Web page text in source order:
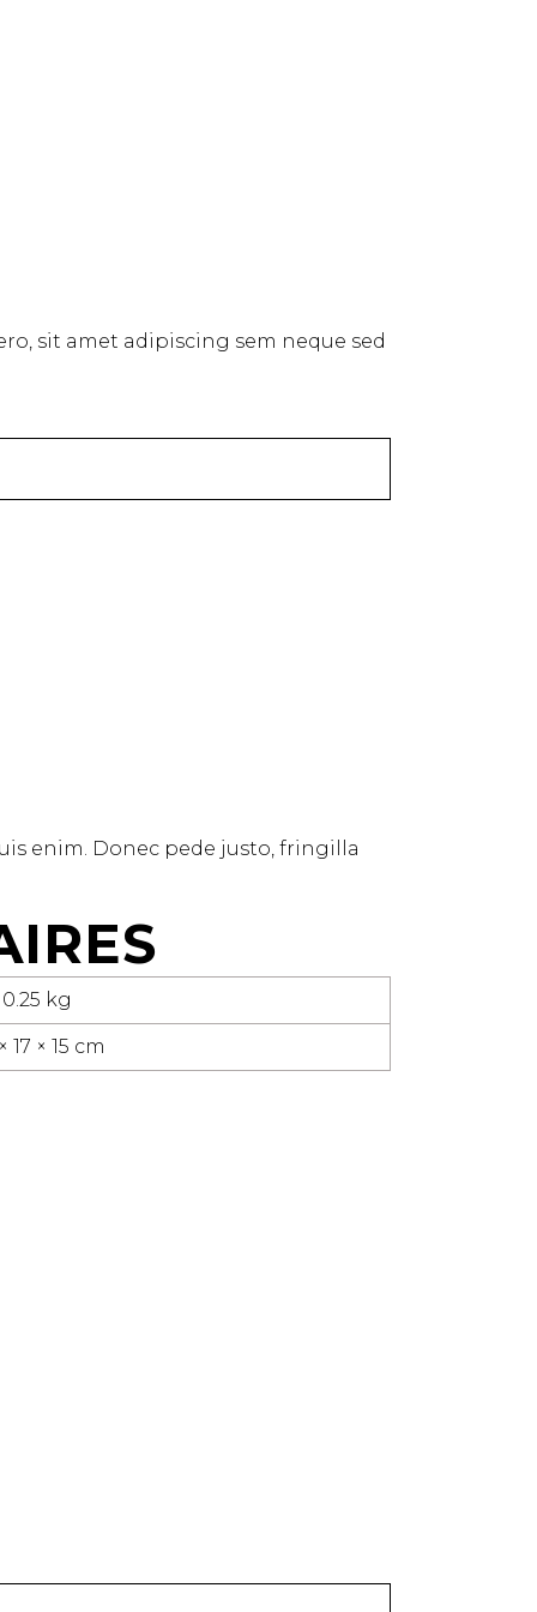
sit amet adipiscing sem neque sed
enim. Donec pede justo, fringilla
0.25 kg
17 × 15 cm